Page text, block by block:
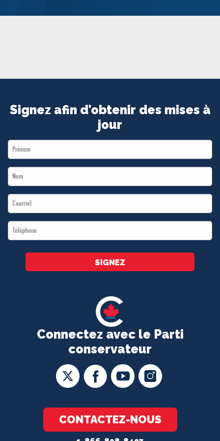
Connectez avec le Parti
conservateur
CONTACTEZ-NOUS
Signez afin d'obtenir des mises à
jour
First
Name
Last
Name
Email
*
Téléphone
*
SIGNEZ